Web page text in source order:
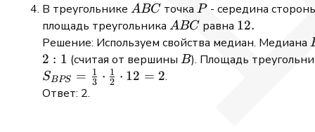
В треугольнике A
B
C
ABC точкаP
P - середина
площадь треугольника A
B
C
ABC равна 12
.
12.
Решение: Используем свойства медиан. Медиана
2 : 1 (считая от вершины B
B). Площадь
S_{BPS}
=
SBPS = 3
1 ⋅ 2
1 ⋅ 12 = 2.
Ответ: 2.